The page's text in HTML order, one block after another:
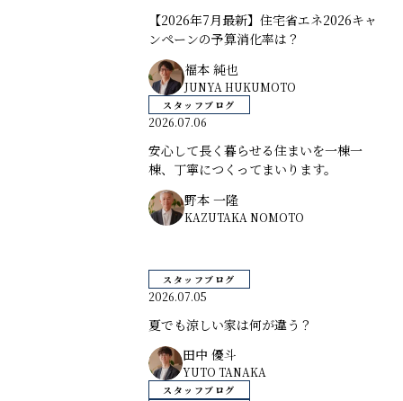
【2026年7月最新】住宅省エネ2026キャ
ンペーンの予算消化率は？
福本 純也
JUNYA HUKUMOTO
スタッフブログ
2026.07.06
安心して長く暮らせる住まいを一棟一
棟、丁寧につくってまいります。
野本 一隆
KAZUTAKA NOMOTO
スタッフブログ
2026.07.05
夏でも涼しい家は何が違う？
田中 優斗
YUTO TANAKA
スタッフブログ